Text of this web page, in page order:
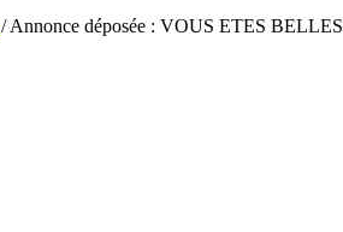
/ Annonce déposée : VOUS ETES BELLES